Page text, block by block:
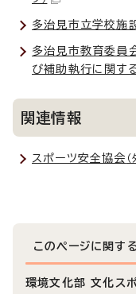
多治見市立学校施
多治見市教育委員
び補助執行に関す
関連情報
スポーツ安全協会
このページに関す
環境文化部 文化ス